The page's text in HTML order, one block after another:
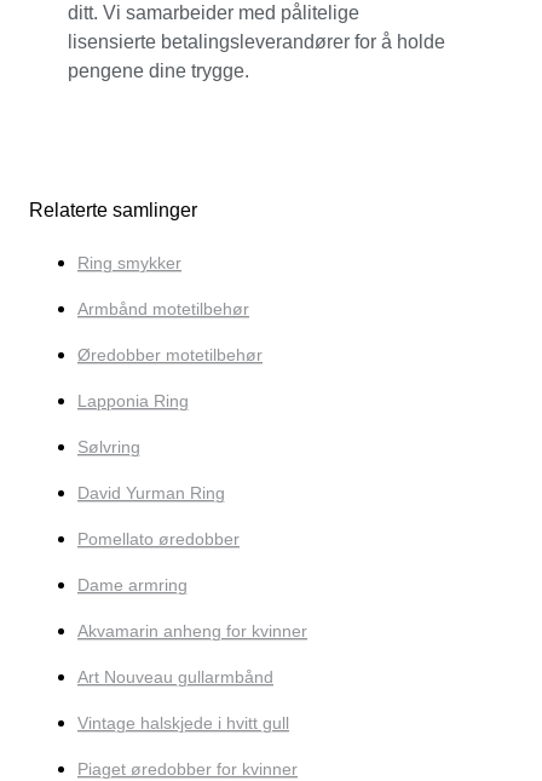
ditt. Vi samarbeider med pålitelige
lisensierte betalingsleverandører for å holde
pengene dine trygge.
Relaterte samlinger
Ring smykker
Armbånd motetilbehør
Øredobber motetilbehør
Lapponia Ring
Sølvring
David Yurman Ring
Pomellato øredobber
Dame armring
Akvamarin anheng for kvinner
Art Nouveau gullarmbånd
Vintage halskjede i hvitt gull
Piaget øredobber for kvinner